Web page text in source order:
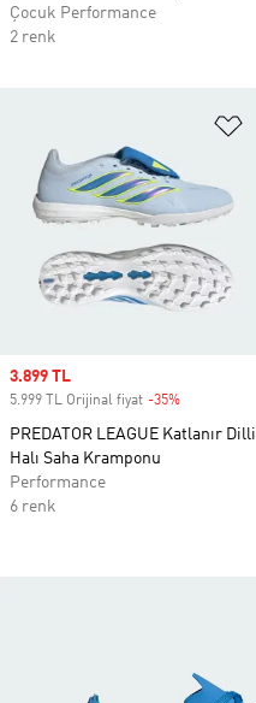
Çocuk Performance
2 renk
Sale price
3.899 TL
5.999 TL Orijinal fiyat -35%
PREDATOR LEAGUE Katlanır Dilli
Halı Saha Kramponu
Performance
6 renk